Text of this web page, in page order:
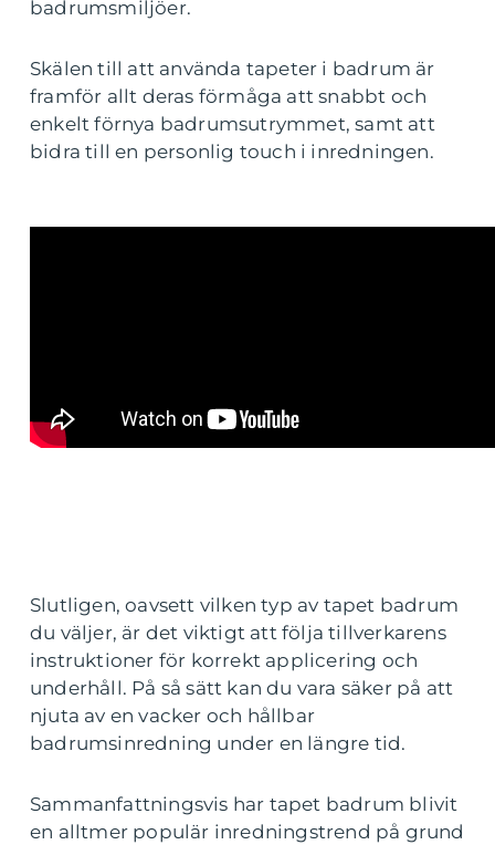
badrumsmiljöer.
Skälen till att använda tapeter i badrum är
framför allt deras förmåga att snabbt och
enkelt förnya badrumsutrymmet, samt att
bidra till en personlig touch i inredningen.
Slutligen, oavsett vilken typ av tapet badrum
du väljer, är det viktigt att följa tillverkarens
instruktioner för korrekt applicering och
underhåll. På så sätt kan du vara säker på att
njuta av en vacker och hållbar
badrumsinredning under en längre tid.
Sammanfattningsvis har tapet badrum blivit
en alltmer populär inredningstrend på grund